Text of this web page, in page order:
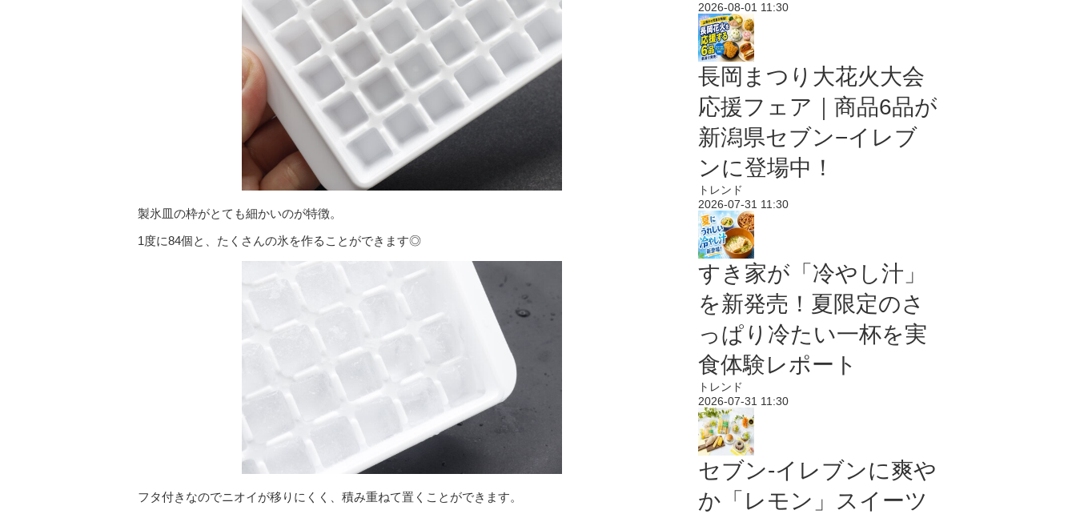
製氷皿の枠がとても細かいのが特徴。
1度に84個と、たくさんの氷を作ることができます◎
フタ付きなのでニオイが移りにくく、積み重ねて置くことができます。
2026-08-01 11:30
長岡まつり大花火大会
応援フェア｜商品6品が
新潟県セブン−イレブ
ンに登場中！
トレンド
2026-07-31 11:30
すき家が「冷やし汁」
を新発売！夏限定のさ
っぱり冷たい一杯を実
食体験レポート
トレンド
2026-07-31 11:30
セブン‐イレブンに爽や
か「レモン」スイーツ